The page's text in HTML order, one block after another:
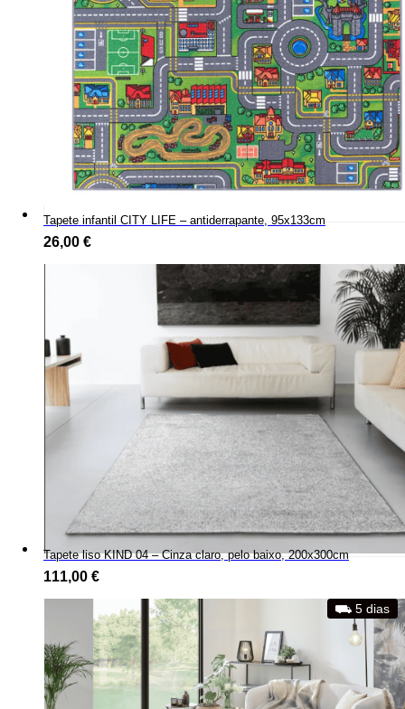
Tapete infantil CITY LIFE – antiderrapante, 95x133cm
26,00 €
Tapete liso KIND 04 – Cinza claro, pelo baixo, 200x300cm
111,00 €
⛟ 5 dias